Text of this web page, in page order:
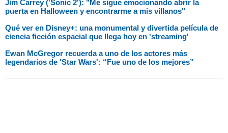
Jim Carrey ('Sonic 2'): "Me sigue emocionando abrir la
puerta en Halloween y encontrarme a mis villanos"
Qué ver en Disney+: una monumental y divertida película de
ciencia ficción espacial que llega hoy en 'streaming'
Ewan McGregor recuerda a uno de los actores más
legendarios de 'Star Wars': “Fue uno de los mejores”